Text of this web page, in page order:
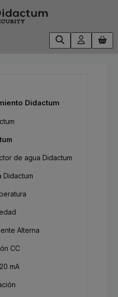
Didactum
de agua Didactum
Didactum
Alterna
CC
mA